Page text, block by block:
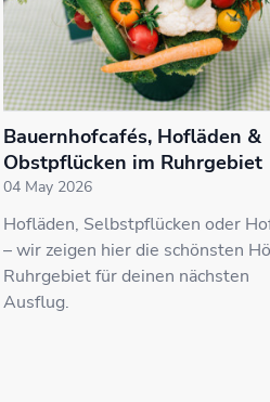
Bauernhofcafés, Hofläden &
Obstpflücken im Ruhrgebiet
04 May 2026
Hofläden, Selbstpflücken oder
– wir zeigen hier die schönsten
Ruhrgebiet für deinen nächsten
Ausflug.